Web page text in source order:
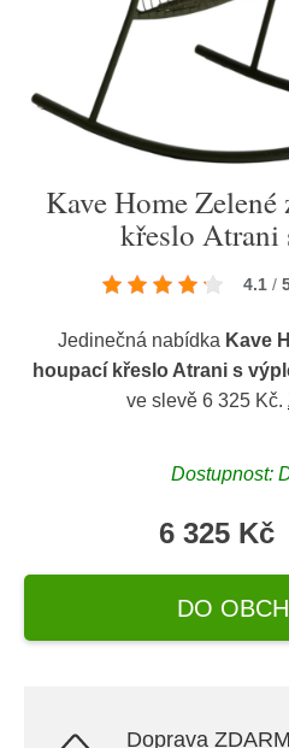
Kave Home
křeslo Atrani
4.1 /
Jedinečná nabídka Kave
houpací křeslo Atrani s
ve slevě 6 325 Kč.
Dostupnost:
6 325 Kč
DO
Doprava